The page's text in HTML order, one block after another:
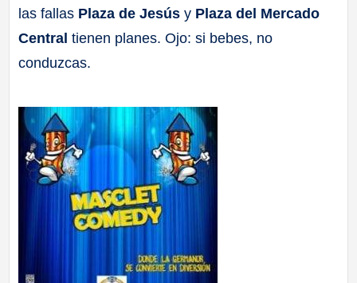
las fallas Plaza de Jesús y Plaza del Mercado
Central tienen planes. Ojo: si bebes, no
conduzcas.